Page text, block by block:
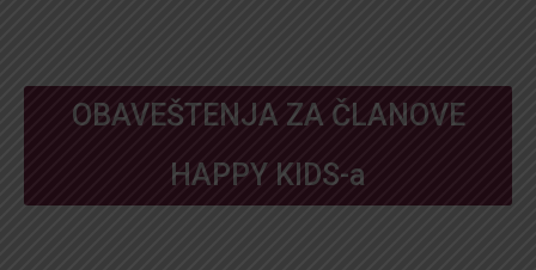
OBAVEŠTENJA ZA ČLANOVE
HAPPY KIDS-a